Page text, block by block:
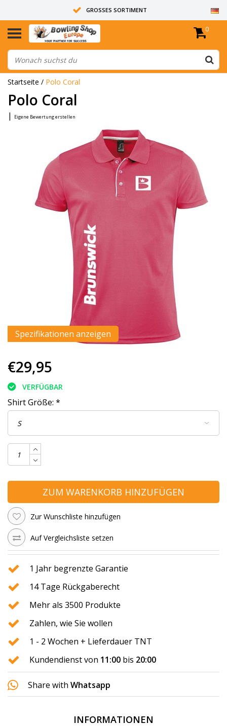
GROSSES SORTIMENT
14 TAGE RÜCKGABERECHT
ALLE BOWLINGKUGELN SIND UNGEBOHRT
0
Startseite / Polo Coral
Polo Coral
| Eigene Bewertung erstellen
Spezifikationen anzeigen
€29,95
VERFÜGBAR
Shirt Größe: *
ZUM WARENKORB HINZUFÜGEN
Zur Wunschliste hinzufügen
Auf Vergleichsliste setzen
1 Jahr begrenzte Garantie
14 Tage Rückgaberecht
Mehr als 3500 Produkte
Zahlen, wie Sie wollen
1 - 2 Wochen + Lieferdauer TNT
Kundendienst von 11:00 bis 20:00
Share with Whatsapp
INFORMATIONEN